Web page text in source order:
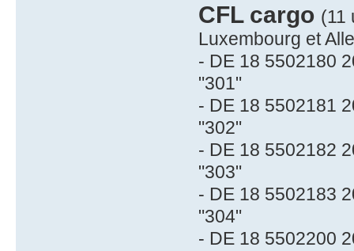
CFL cargo (11
Luxembourg et
- DE 18 5502180
"301"
- DE 18 5502181
"302"
- DE 18 5502182
"303"
- DE 18 5502183
"304"
- DE 18 5502200